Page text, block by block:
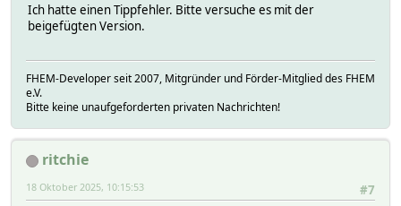
Cannot load module OWDevice
setuuid: Please define klSteuerungAusgangskarte first
setuuid: Please define klDualInput5 first
Cannot load module OWDevice
setuuid: Please define klDualInput7 first
Cannot load module OWDevice
setuuid: Please define klDualInput8 first
Cannot load module OWDevice
setuuid: Please define klDualInput9 first
setuuid: Please define flLuftfeuchtRaum1 first
Ich hatte einen Tippfehler. Bitte versuche es mit der
beigefügten Version.
FHEM-Developer seit 2007, Mitgründer und Förder-Mitglied des FHEM
e.V.
Bitte keine unaufgeforderten privaten Nachrichten!
ritchie
#7
18 Oktober 2025, 10:15:53